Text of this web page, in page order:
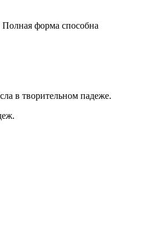
форма способна
в творительном падеже.